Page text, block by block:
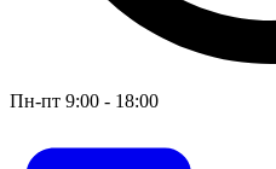
Пн-пт 9:00 - 18:00